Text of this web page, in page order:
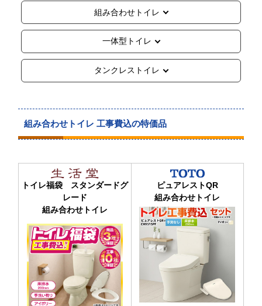
組み合わせトイレ
一体型トイレ
タンクレストイレ
組み合わせトイレ 工事費込の特価品
トイレ福袋 スタンダードグ
レード
組み合わせトイレ
ピュアレストQR
組み合わせトイレ